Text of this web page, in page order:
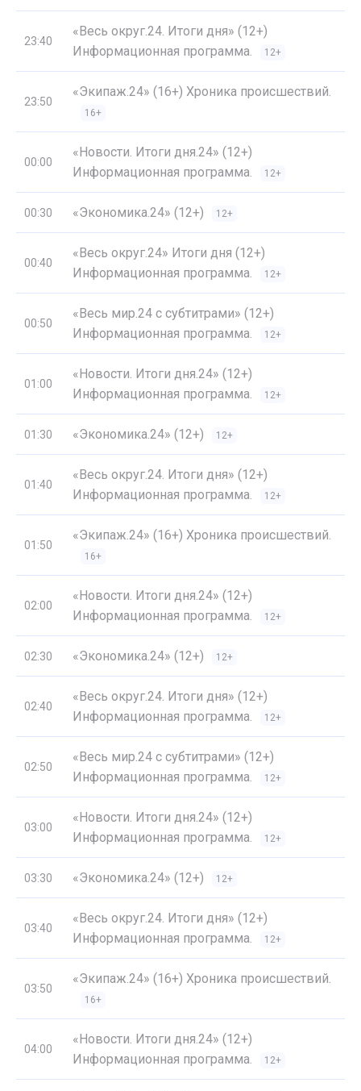
23:40
«Весь округ.24. Итоги дня» (12+)
Информационная программа.
12+
23:50
«Экипаж.24» (16+) Хроника происшествий.
16+
00:00
«Новости. Итоги дня.24» (12+)
Информационная программа.
12+
00:30 «Экономика.24» (12+) 12+
00:40
«Весь округ.24» Итоги дня (12+)
Информационная программа.
12+
00:50
«Весь мир.24 с субтитрами» (12+)
Информационная программа.
12+
01:00
«Новости. Итоги дня.24» (12+)
Информационная программа.
12+
01:30 «Экономика.24» (12+) 12+
01:40
«Весь округ.24. Итоги дня» (12+)
Информационная программа.
12+
01:50
«Экипаж.24» (16+) Хроника происшествий.
16+
02:00
«Новости. Итоги дня.24» (12+)
Информационная программа.
12+
02:30 «Экономика.24» (12+) 12+
02:40
«Весь округ.24. Итоги дня» (12+)
Информационная программа.
12+
02:50
«Весь мир.24 с субтитрами» (12+)
Информационная программа.
12+
03:00
«Новости. Итоги дня.24» (12+)
Информационная программа.
12+
03:30 «Экономика.24» (12+) 12+
03:40
«Весь округ.24. Итоги дня» (12+)
Информационная программа.
12+
03:50
«Экипаж.24» (16+) Хроника происшествий.
16+
04:00
«Новости. Итоги дня.24» (12+)
Информационная программа.
12+